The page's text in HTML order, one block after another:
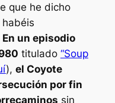
que he dicho
habéis
En un episodio
titulado “Soup
), el Coyote
por fin
sin